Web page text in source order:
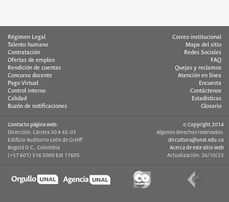
Régimen Legal
Talento humano
Contratación
Ofertas de empleo
Rendición de cuentas
Concurso docente
Pago Virtual
Control interno
Calidad
Buzón de notificaciones
Correo institucional
Mapa del sitio
Redes Sociales
FAQ
Quejas y reclamos
Atención en línea
Encuesta
Contáctenos
Estadísticas
Glosario
Contacto página web:
Dirección: Carrera 30 # 45-03
Edificio Auditorio León de Greiff
Bogotá D.C., Colombia
(+57 601) 316 5000 Ext 17605
© Copyright 2014
Algunos derechos reservados.
dircultura@unal.edu.co
Acerca de este sitio web
Actualización: 26/10/23